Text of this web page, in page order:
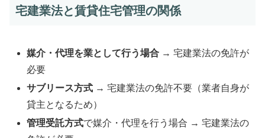
宅建業法と賃貸住宅管理の関係
媒介・代理を業として行う場合 → 宅建業法の免許が
必要
サブリース方式 → 宅建業法の免許不要（業者自身が
貸主となるため）
管理受託方式で媒介・代理を行う場合 → 宅建業法の